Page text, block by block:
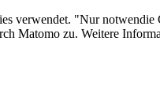
verwendet. "Nur
Matomo zu. Weitere